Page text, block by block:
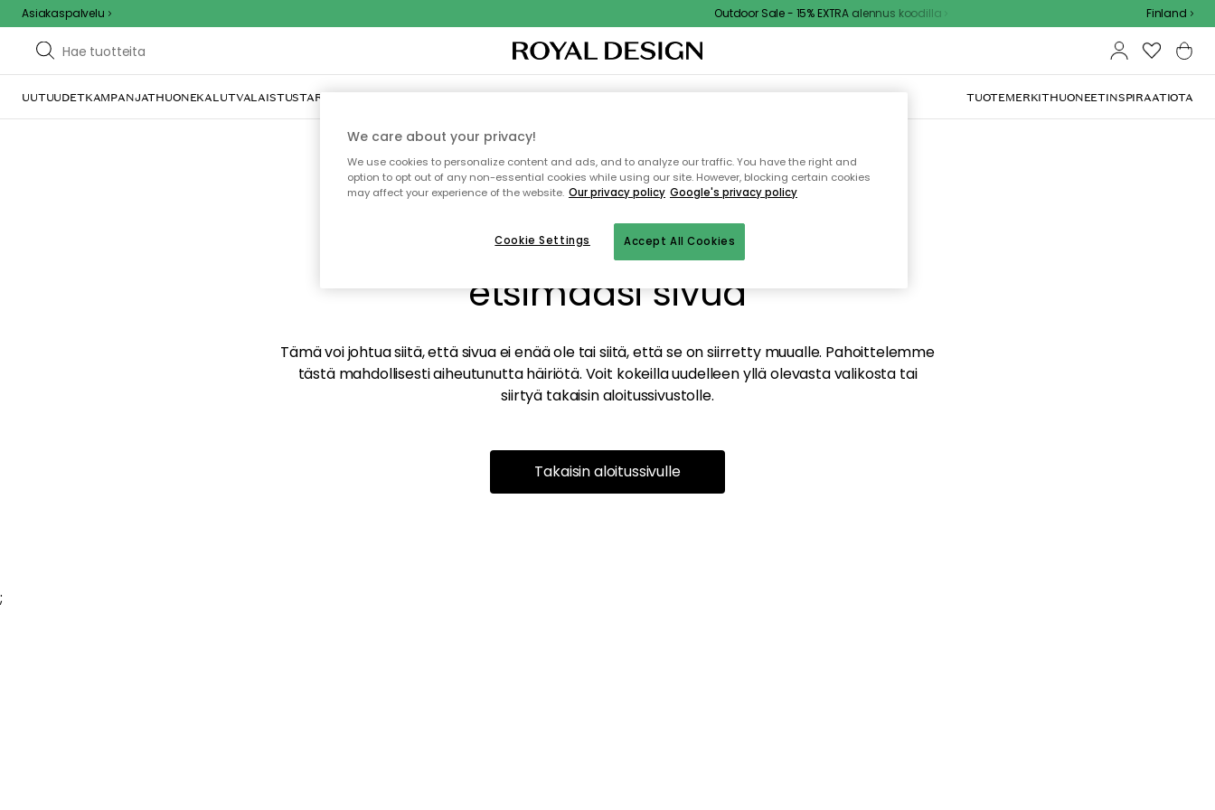
Asiakaspalvelu Outdoor Sale - 15% EXTRA alennus koodilla Finland
UUTUUDETKAMPANJATHUONEKALUTVALAISTUSTARJOILU JA KATTAUSSISUSTUSTEKSTIILIT & MATOTKEITTIÖSÄILYTYSULKOKALUSTEET TUOTEMERKITHUONEETINSPIRAATIOTA
Emme valitettavasti löydä
etsimääsi sivua
Tämä voi johtua siitä, että sivua ei enää ole tai siitä, että se on siirretty muualle. Pahoittelemme
tästä mahdollisesti aiheutunutta häiriötä. Voit kokeilla uudelleen yllä olevasta valikosta tai
siirtyä takaisin aloitussivustolle.
Takaisin aloitussivulle
;
We care about your privacy!
We use cookies to personalize content and ads, and to analyze our traffic. You have the right and
option to opt out of any non-essential cookies while using our site. However, blocking certain cookies
may affect your experience of the website. Our privacy policy Google's privacy policy
Accept All Cookies
Cookie Settings